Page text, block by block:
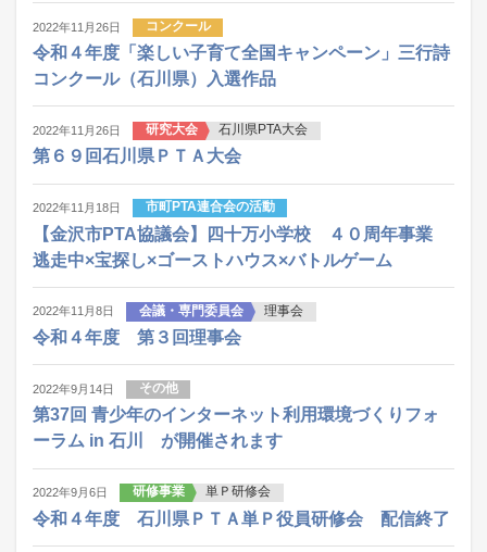
2022年11月26日 コンクール
令和４年度「楽しい子育て全国キャンペーン」三行詩
コンクール（石川県）入選作品
2022年11月26日 研究大会 石川県PTA大会
第６９回石川県ＰＴＡ大会
2022年11月18日 市町PTA連合会の活動
【金沢市PTA協議会】四十万小学校 ４０周年事業
逃走中×宝探し×ゴーストハウス×バトルゲーム
2022年11月8日 会議・専門委員会 理事会
令和４年度 第３回理事会
2022年9月14日 その他
第37回 青少年のインターネット利用環境づくりフォ
ーラム in 石川 が開催されます
2022年9月6日 研修事業 単Ｐ研修会
令和４年度 石川県ＰＴＡ単Ｐ役員研修会 配信終了